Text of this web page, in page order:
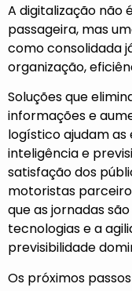
A digitalização não
passageira, mas
como consolidada
organização,
Soluções que
informações e
logístico ajudam
inteligência e
satisfação dos
motoristas
que as jornadas
tecnologias e a
previsibilidade
Os próximos